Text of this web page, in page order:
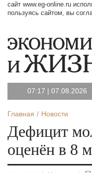
сайт www.eg-online.ru
пользуясь сайтом, вы
07:17 | 07.08.2026
Главная Новости
Дефицит
оценён в 8